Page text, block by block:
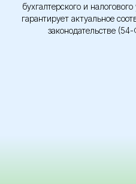
бухгалтерского и
гарантирует актуальное
законодательстве